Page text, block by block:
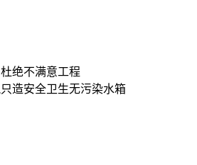
绝不满意工程
造安全卫生无污染水箱